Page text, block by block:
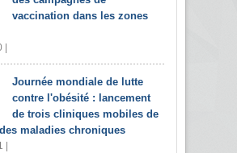
vaccination dans les zones
|
Journée mondiale de lutte
contre l'obésité : lancement
de trois cliniques mobiles de
maladies chroniques
|